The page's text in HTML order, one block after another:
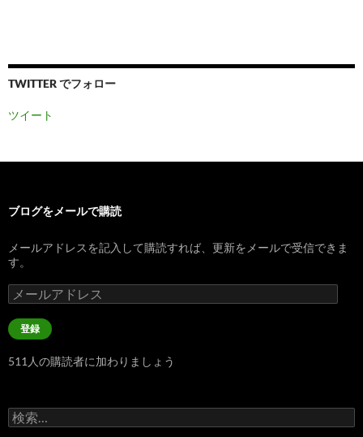
TWITTER でフォロー
ツイート
ブログをメールで購読
メールアドレスを記入して購読すれば、更新をメールで受信できま
す。
メ
ー
ル
ア
レ
登録
511人の購読者に加わりましょう
検
索: